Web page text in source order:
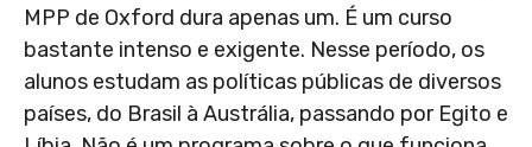
MPP de Oxford dura apenas um. É um curso
bastante intenso e exigente. Nesse período, os
alunos estudam as políticas públicas de diversos
países, do Brasil à Austrália, passando por Egito e